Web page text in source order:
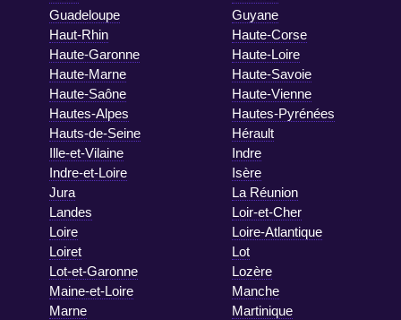
Guadeloupe
Guyane
Haut-Rhin
Haute-Corse
Haute-Garonne
Haute-Loire
Haute-Marne
Haute-Savoie
Haute-Saône
Haute-Vienne
Hautes-Alpes
Hautes-Pyrénées
Hauts-de-Seine
Hérault
Ille-et-Vilaine
Indre
Indre-et-Loire
Isère
Jura
La Réunion
Landes
Loir-et-Cher
Loire
Loire-Atlantique
Loiret
Lot
Lot-et-Garonne
Lozère
Maine-et-Loire
Manche
Marne
Martinique